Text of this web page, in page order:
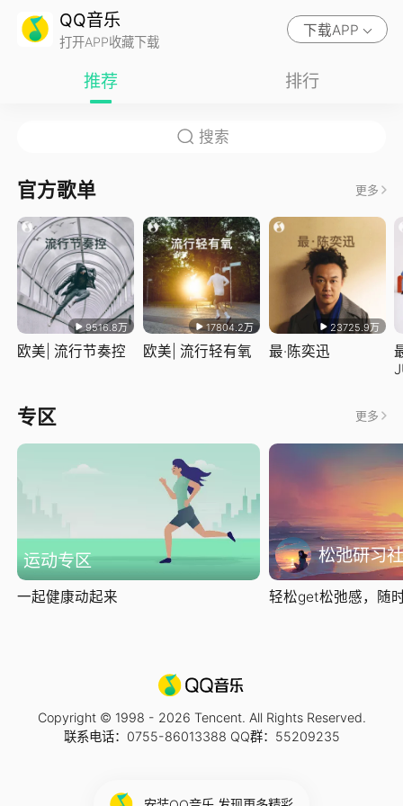
QQ音乐
打开APP收藏下载
下载APP
推荐 排行
官方歌单 更多
9516.8万
欧美| 流行节奏控
17804.2万
欧美| 流行轻有氧
23725.9万
最·陈奕迅
专区 更多
运动专区
一起健康动起来
松弛研习社
轻松get松弛感，随
Copyright © 1998 - 2026 Tencent. All Rights Reserved.
联系电话：0755-86013388 QQ群：55209235